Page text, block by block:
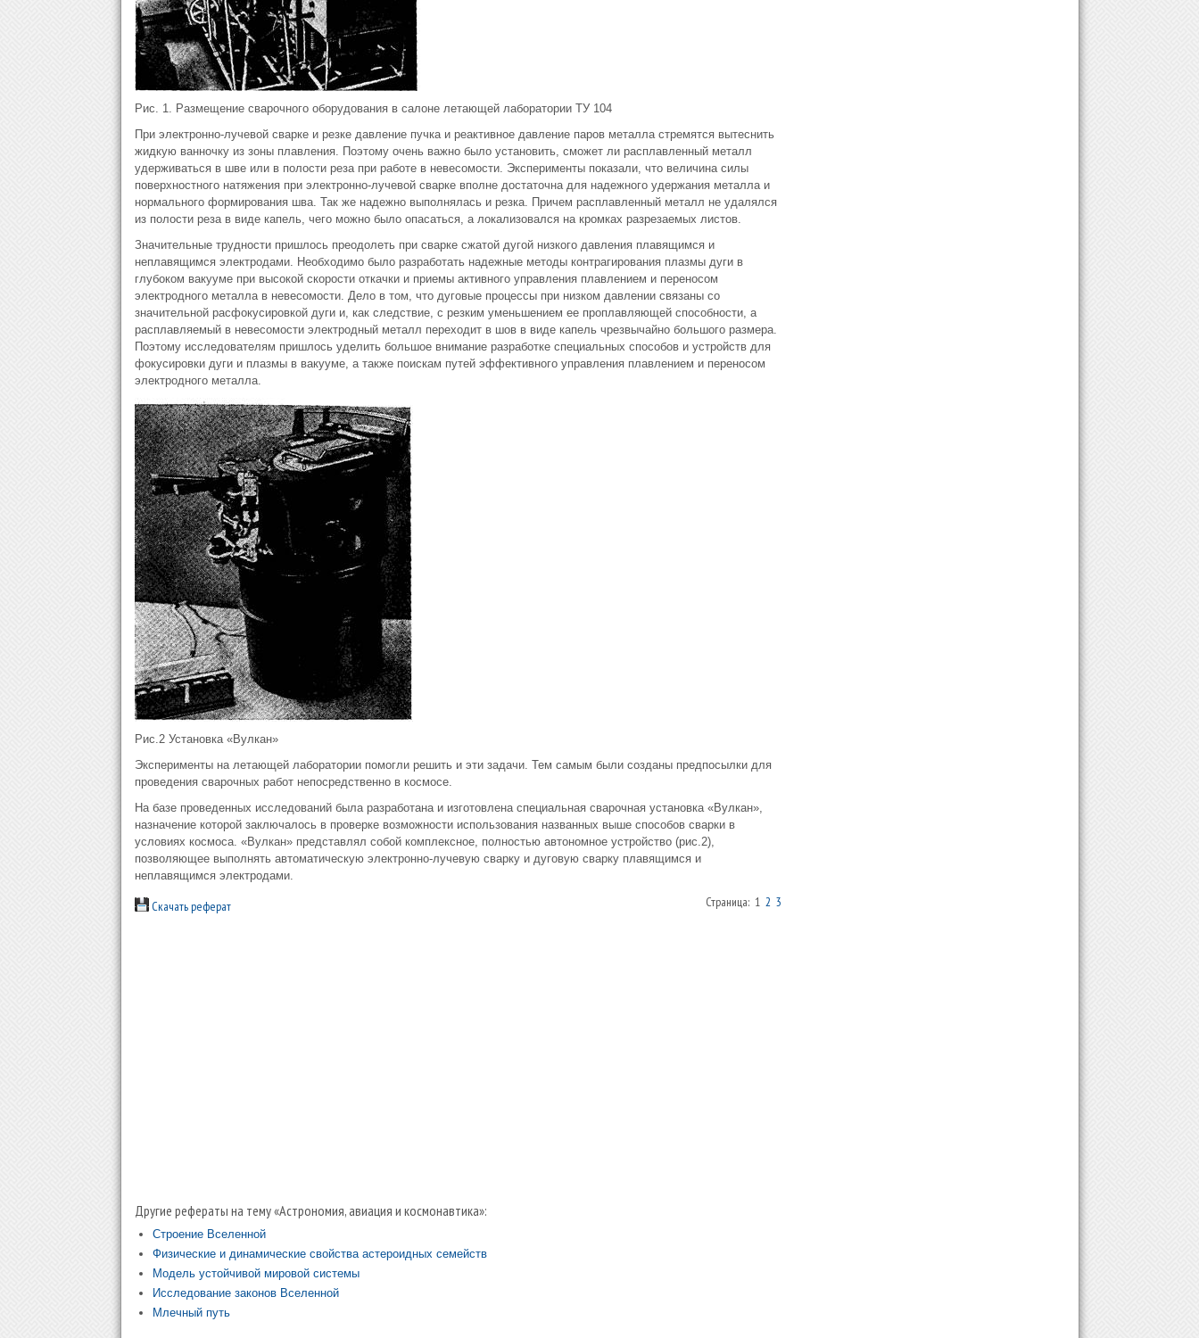
Рис. 1. Размещение сварочного оборудования в салоне летающей лаборатории ТУ 104
При электронно-лучевой сварке и резке давление пучка и реактивное давление паров металла стремятся вытеснить
жидкую ванночку из зоны плавления. Поэтому очень важно было установить, сможет ли расплавленный металл
удерживаться в шве или в полости реза при работе в невесомости. Эксперименты показали, что величина силы
поверхностного натяжения при электронно-лучевой сварке вполне достаточна для надежного удержания металла и
нормального формирования шва. Так же надежно выполнялась и резка. Причем расплавленный металл не удалялся
из полости реза в виде капель, чего можно было опасаться, а локализовался на кромках разрезаемых листов.
Значительные трудности пришлось преодолеть при сварке сжатой дугой низкого давления плавящимся и
неплавящимся электродами. Необходимо было разработать надежные методы контрагирования плазмы дуги в
глубоком вакууме при высокой скорости откачки и приемы активного управления плавлением и переносом
электродного металла в невесомости. Дело в том, что дуговые процессы при низком давлении связаны со
значительной расфокусировкой дуги и, как следствие, с резким уменьшением ее проплавляющей способности, а
расплавляемый в невесомости электродный металл переходит в шов в виде капель чрезвычайно большого размера.
Поэтому исследователям пришлось уделить большое внимание разработке специальных способов и устройств для
фокусировки дуги и плазмы в вакууме, а также поискам путей эффективного управления плавлением и переносом
электродного металла.
Рис.2 Установка «Вулкан»
Эксперименты на летающей лаборатории помогли решить и эти задачи. Тем самым были созданы предпосылки для
проведения сварочных работ непосредственно в космосе.
На базе проведенных исследований была разработана и изготовлена специальная сварочная установка «Вулкан»,
назначение которой заключалось в проверке возможности использования названных выше способов сварки в
условиях космоса. «Вулкан» представлял собой комплексное, полностью автономное устройство (рис.2),
позволяющее выполнять автоматическую электронно-лучевую сварку и дуговую сварку плавящимся и
неплавящимся электродами.
Скачать реферат Страница: 1 2 3
Другие рефераты на тему «Астрономия, авиация и космонавтика»:
Строение Вселенной
Физические и динамические свойства астероидных семейств
Модель устойчивой мировой системы
Исследование законов Вселенной
Млечный путь